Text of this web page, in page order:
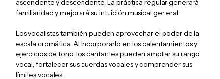
ascendente y descendente. La práctica regular generará
familiaridad y mejorará su intuición musical general.
Los vocalistas también pueden aprovechar el poder de la
escala cromática. Al incorporarlo en los calentamientos y
ejercicios de tono, los cantantes pueden ampliar su rango
vocal, fortalecer sus cuerdas vocales y comprender sus
límites vocales.